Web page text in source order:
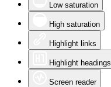
Low saturation
High saturation
Highlight links
Highlight headings
Screen reader